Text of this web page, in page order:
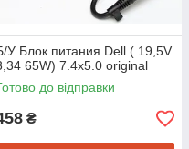
У Блок питания Dell ( 19,5V
65W) 7.4x5.0 original
до відправки
₴